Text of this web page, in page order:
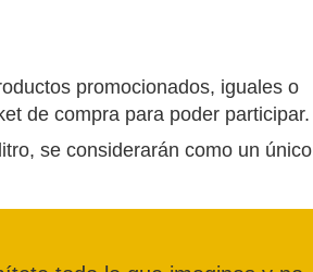
promocionados, iguales o
de compra para poder participar.
se considerarán como un único